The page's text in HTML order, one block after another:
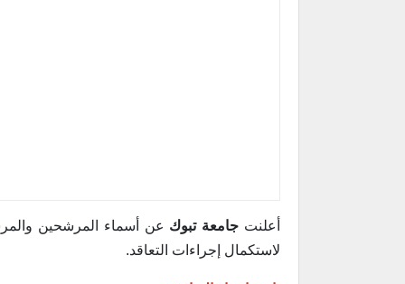
أعلنت جامعة تبوك عن أسماء المرشحين
لاستكمال إجراءات التعاقد.